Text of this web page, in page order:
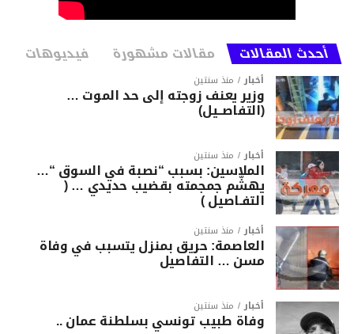
أحدث المقالات مقالات مشهورة فيديوهات
أخبار منذ سنتين
وزير يعنف زوجته إلى حد الموت …
(التفاصــيل)
أخبار منذ سنتين
الملاسين: بسبب “نصبة في السوق “…
يهشّم جمجمته بقضيب حديدي … (
التفـاصيل )
أخبار منذ سنتين
العاصمة: حريق بمنزل يتسبب في وفاة
مسن … التفاصيل
أخبار منذ سنتين
وفاة طبيب تونسي بسلطنة عمان ..